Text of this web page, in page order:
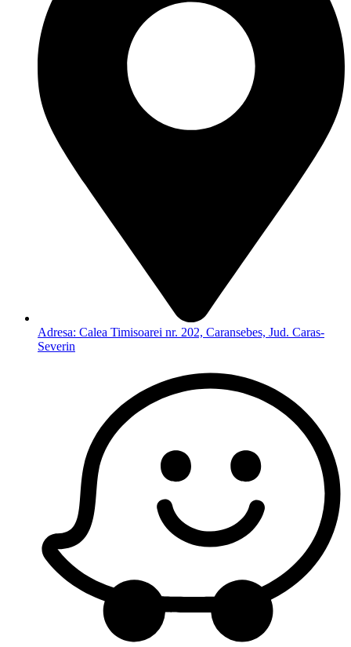
Adresa: Calea Timisoarei nr. 202, Caransebes, Jud. Caras-
Severin